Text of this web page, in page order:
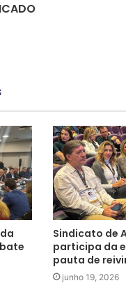
Sindicato de
participa da
pauta de
junho 19, 2026